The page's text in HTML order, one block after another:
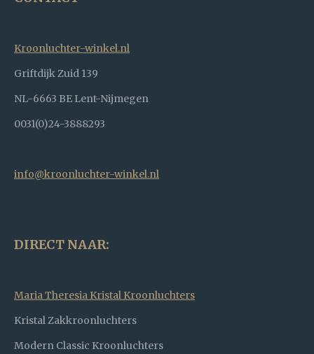
Kroonluchter-winkel.nl
Griftdijk Zuid 139
NL-6663 BE Lent-Nijmegen
0031(0)24-3888293
info@kroonluchter-winkel.nl
DIRECT NAAR:
Maria Theresia Kristal Kroonluchters
Kristal Zakkroonluchters
Modern Classic Kroonluchters